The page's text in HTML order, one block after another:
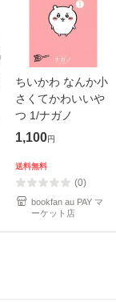
ちいかわ なんか小
さくてかわいいや
つ 1/ナガノ
1,100円
送料無料
(0)
bookfan au PAY マ
ーケット店